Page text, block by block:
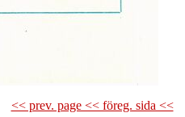
<< prev. page << föreg. sida <<